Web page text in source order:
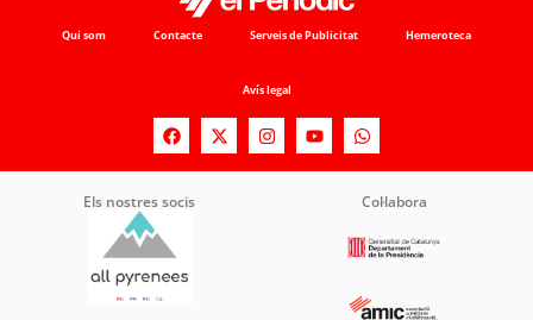
Qui som Contacte Serveis de Publicitat Hemeroteca
Avís legal
Els nostres socis Col·labora